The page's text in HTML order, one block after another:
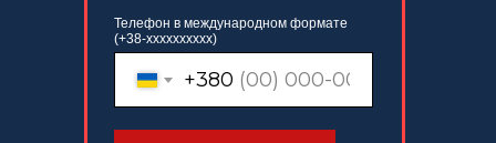
Телефон в международном формате
(+38-xxxxxxxxxx)
+380